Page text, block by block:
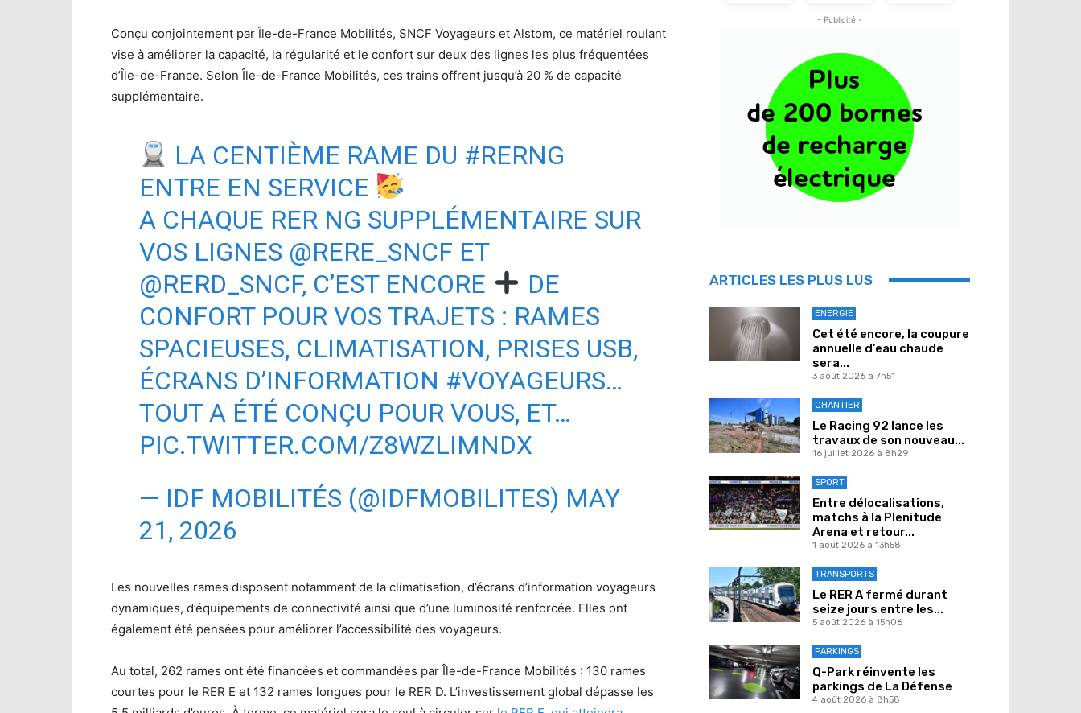
Conçu conjointement par Île-de-France Mobilités, SNCF Voyageurs et Alstom, ce matériel roulant
vise à améliorer la capacité, la régularité et le confort sur deux des lignes les plus fréquentées
d’Île-de-France. Selon Île-de-France Mobilités, ces trains offrent jusqu’à 20 % de capacité
supplémentaire.
LA CENTIÈME RAME DU #RERNG
ENTRE EN SERVICE
A CHAQUE RER NG SUPPLÉMENTAIRE SUR
VOS LIGNES @RERE_SNCF ET
@RERD_SNCF, C’EST ENCORE
DE
CONFORT POUR VOS TRAJETS : RAMES
SPACIEUSES, CLIMATISATION, PRISES USB,
ÉCRANS D’INFORMATION #VOYAGEURS…
TOUT A ÉTÉ CONÇU POUR VOUS, ET…
PIC.TWITTER.COM/Z8WZLIMNDX
— IDF MOBILITÉS (@IDFMOBILITES) MAY
21, 2026
Les nouvelles rames disposent notamment de la climatisation, d’écrans d’information voyageurs
dynamiques, d’équipements de connectivité ainsi que d’une luminosité renforcée. Elles ont
également été pensées pour améliorer l’accessibilité des voyageurs.
Au total, 262 rames ont été financées et commandées par Île-de-France Mobilités : 130 rames
courtes pour le RER E et 132 rames longues pour le RER D. L’investissement global dépasse les
- Publicité -
ARTICLES LES PLUS LUS
ENERGIE
Cet été encore, la coupure
annuelle d’eau chaude
sera...
3 août 2026 à 7h51
CHANTIER
Le Racing 92 lance les
travaux de son nouveau...
16 juillet 2026 à 8h29
SPORT
Entre délocalisations,
matchs à la Plenitude
Arena et retour...
1 août 2026 à 13h58
TRANSPORTS
Le RER A fermé durant
seize jours entre les...
5 août 2026 à 15h06
PARKINGS
Q-Park réinvente les
parkings de La Défense
4 août 2026 à 8h58